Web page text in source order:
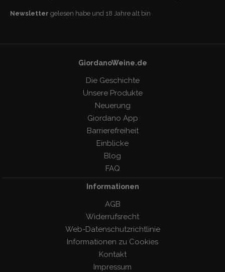
Newsletter gelesen habe und 18 Jahre alt bin
GiordanoWeine.de
Die Geschichte
Unsere Produkte
Neuerung
Giordano App
Barrierefreiheit
Einblicke
Blog
FAQ
Informationen
AGB
Widerrufsrecht
Web-Datenschutzrichtlinie
Informationen zu Cookies
Kontakt
Impressum